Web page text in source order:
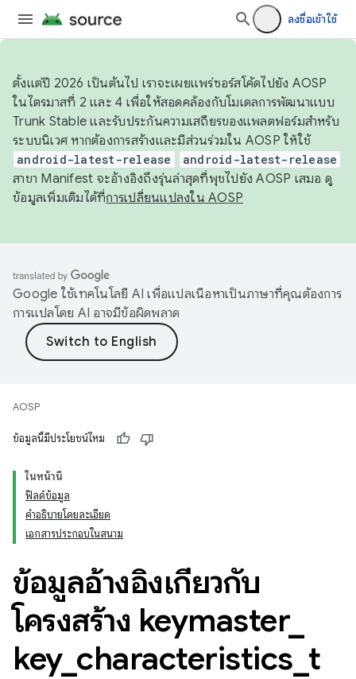
ลงชื่อเข้าใช้
ตั้งแต่ปี 2026 เป็นต้นไป เราจะเผยแพร่ซอร์สโค้ดไปยัง AOSP
ในไตรมาสที่ 2 และ 4 เพื่อให้สอดคล้องกับโมเดลการพัฒนาแบบ
Trunk Stable และรับประกันความเสถียรของแพลตฟอร์มสำหรับ
ระบบนิเวศ หากต้องการสร้างและมีส่วนร่วมใน AOSP ให้ใช้
android-latest-release android-latest-release
สาขา Manifest จะอ้างอิงถึงรุ่นล่าสุดที่พุชไปยัง AOSP เสมอ ดู
ข้อมูลเพิ่มเติมได้ที่การเปลี่ยนแปลงใน AOSP
Google ใช้เทคโนโลยี AI เพื่อแปลเนื้อหาเป็นภาษาที่คุณต้องการ
การแปลโดย AI อาจมีข้อผิดพลาด
AOSP
ข้อมูลนี้มีประโยชน์ไหม
ในหน้านี้
ฟิลด์ข้อมูล
คำอธิบายโดยละเอียด
เอกสารประกอบในสนาม
ข้อมูลอ้างอิงเกี่ยวกับ
โครงสร้าง keymaster_
key_ characteristics t